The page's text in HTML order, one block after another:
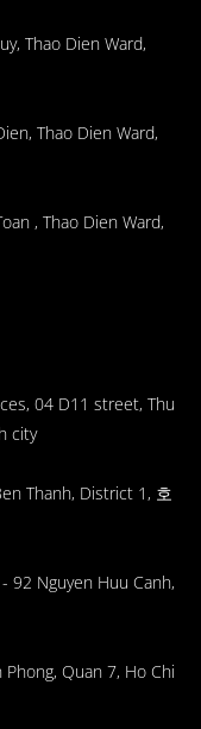
Thao Dien Ward,
Thao Dien Ward,
, Thao Dien Ward,
04 D11 street, Thu
city
Thanh, District 1, 호
92 Nguyen Huu Canh,
Quan 7, Ho Chi